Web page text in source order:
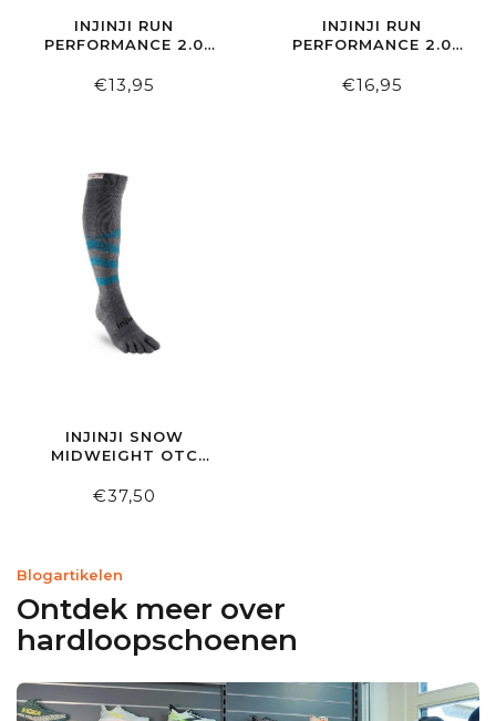
INJINJI RUN
PERFORMANCE 2.0
LIGHTWEIGHT
€13,95
INJINJI RUN
PERFORMANCE 2.0
€16,95
INJINJI SNOW
MIDWEIGHT OTC
SMALL
€37,50
Blogartikelen
Ontdek meer over
hardloopschoenen